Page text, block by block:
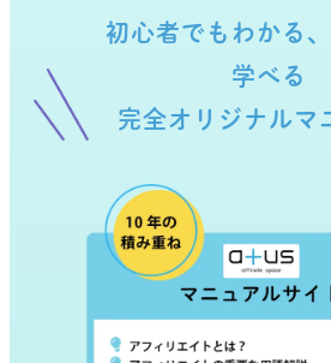
初心者でもわかる
学べる
完全オリジナルマ